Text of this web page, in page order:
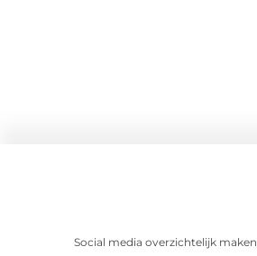
Social media overzichtelijk maken